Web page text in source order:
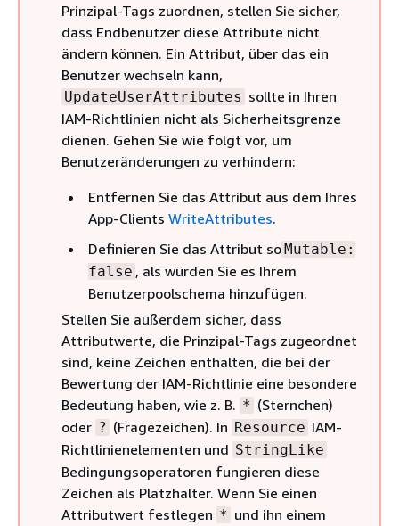
Prinzipal-Tags zuordnen, stellen Sie sicher,
dass Endbenutzer diese Attribute nicht
ändern können. Ein Attribut, über das ein
Benutzer wechseln kann,
UpdateUserAttributes sollte in Ihren
IAM-Richtlinien nicht als Sicherheitsgrenze
dienen. Gehen Sie wie folgt vor, um
Benutzeränderungen zu verhindern:
Entfernen Sie das Attribut aus dem Ihres
App-Clients WriteAttributes.
Definieren Sie das Attribut soMutable:
false , als würden Sie es Ihrem
Benutzerpoolschema hinzufügen.
Stellen Sie außerdem sicher, dass
Attributwerte, die Prinzipal-Tags zugeordnet
sind, keine Zeichen enthalten, die bei der
Bewertung der IAM-Richtlinie eine besondere
Bedeutung haben, wie z. B. * (Sternchen)
oder ? (Fragezeichen). In Resource IAM-
Richtlinienelementen und StringLike
Bedingungsoperatoren fungieren diese
Zeichen als Platzhalter. Wenn Sie einen
Attributwert festlegen * und ihn einem